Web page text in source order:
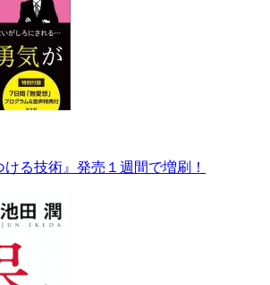
ける技術』発売１週間で増刷！